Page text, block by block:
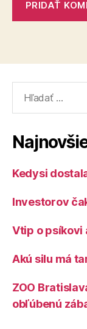
Kedysi
Investorov
Vtip o psíkovi
Akú silu má
ZOO
obľúbenú